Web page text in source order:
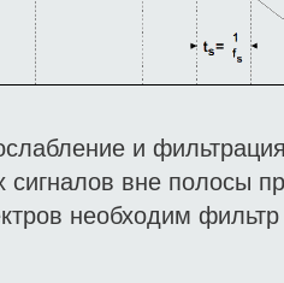
и
сигналов вне полосы
необходим